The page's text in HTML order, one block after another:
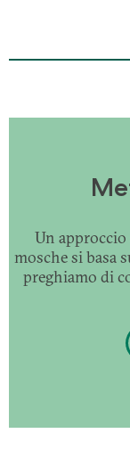
Un
mosche si basa
preghiamo di